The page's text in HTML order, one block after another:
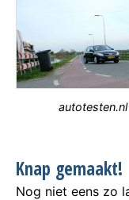
autotesten.nl
Knap gemaakt!
Nog niet eens zo